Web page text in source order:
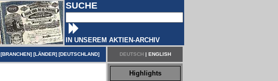
SUCHE
IN UNSEREM AKTIEN-ARCHIV
[BRANCHEN] [LÄNDER] [DEUTSCHLAND] DEUTSCH| ENGLISH
Highlights